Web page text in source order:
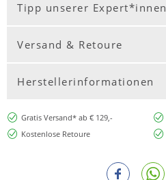
Tipp unserer Expert*innen
Versand & Retoure
Herstellerinformationen
Gratis Versand* ab € 129,-
Kostenlose Retoure